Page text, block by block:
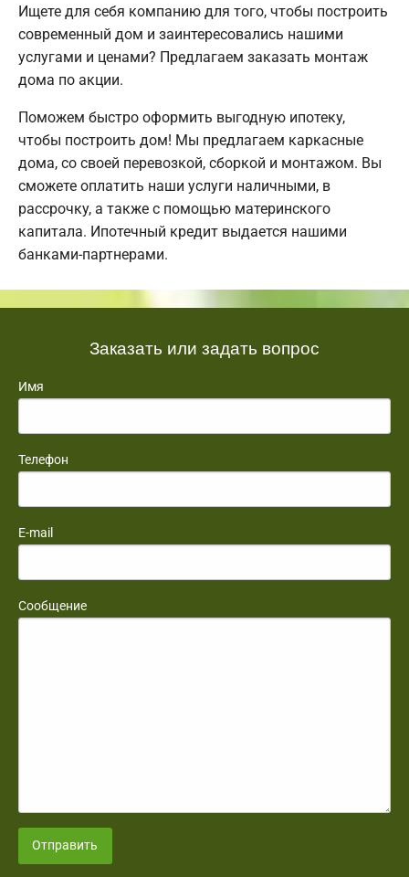
Ищете для себя компанию для того, чтобы построить
современный дом и заинтересовались нашими
услугами и ценами? Предлагаем заказать монтаж
дома по акции.
Поможем быстро оформить выгодную ипотеку,
чтобы построить дом! Мы предлагаем каркасные
дома, со своей перевозкой, сборкой и монтажом. Вы
сможете оплатить наши услуги наличными, в
рассрочку, а также с помощью материнского
капитала. Ипотечный кредит выдается нашими
банками-партнерами.
Заказать или задать вопрос
Имя
Телефон
E-mail
Сообщение
Отправить